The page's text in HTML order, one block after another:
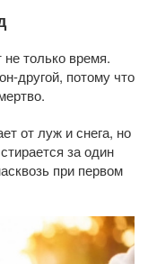
только время.
другой, потому что
от луж и снега, но
за один
при первом